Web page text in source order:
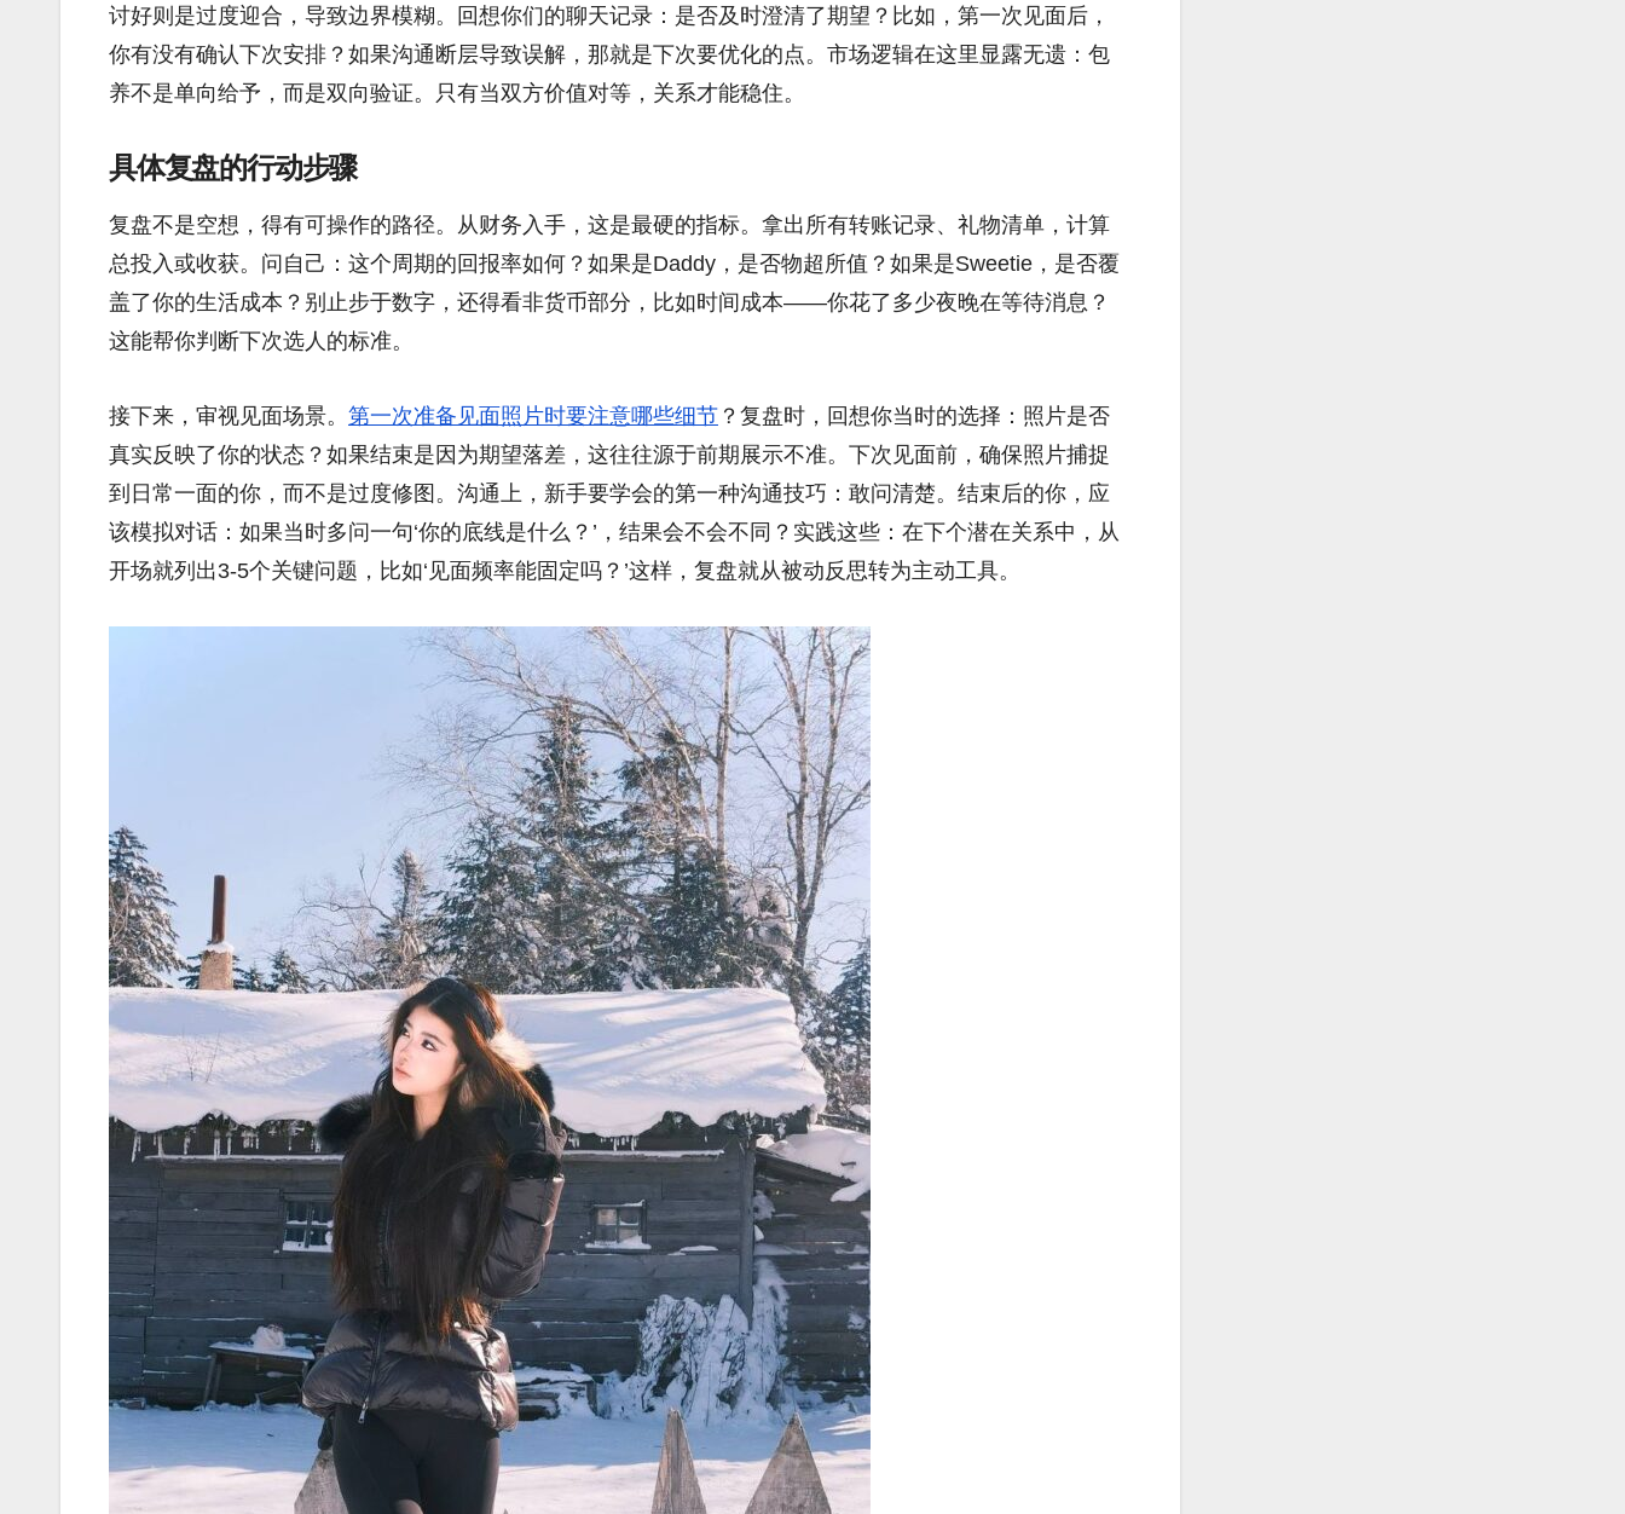
讨好则是过度迎合，导致边界模糊。回想你们的聊天记录：是否及时澄清了期望？比如，第一次见面后，
你有没有确认下次安排？如果沟通断层导致误解，那就是下次要优化的点。市场逻辑在这里显露无遗：包
养不是单向给予，而是双向验证。只有当双方价值对等，关系才能稳住。
具体复盘的行动步骤
复盘不是空想，得有可操作的路径。从财务入手，这是最硬的指标。拿出所有转账记录、礼物清单，计算
总投入或收获。问自己：这个周期的回报率如何？如果是Daddy，是否物超所值？如果是Sweetie，是否覆
盖了你的生活成本？别止步于数字，还得看非货币部分，比如时间成本——你花了多少夜晚在等待消息？
这能帮你判断下次选人的标准。
接下来，审视见面场景。 第一次准备见面照片时要注意哪些细节 ？复盘时，回想你当时的选择：照片是否
真实反映了你的状态？如果结束是因为期望落差，这往往源于前期展示不准。下次见面前，确保照片捕捉
到日常一面的你，而不是过度修图。沟通上，新手要学会的第一种沟通技巧：敢问清楚。结束后的你，应
该模拟对话：如果当时多问一句‘你的底线是什么？’，结果会不会不同？实践这些：在下个潜在关系中，从
开场就列出3-5个关键问题，比如‘见面频率能固定吗？’这样，复盘就从被动反思转为主动工具。